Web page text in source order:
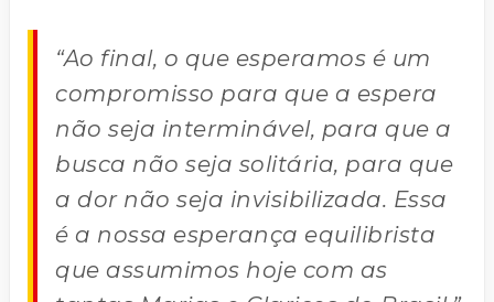
“Ao final, o que esperamos é um
compromisso para que a espera
não seja interminável, para que a
busca não seja solitária, para que
a dor não seja invisibilizada. Essa
é a nossa esperança equilibrista
que assumimos hoje com as